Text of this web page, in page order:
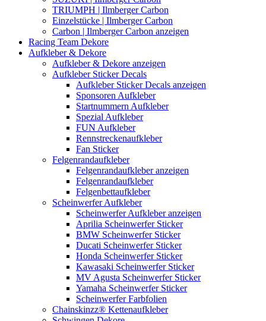
TRIUMPH | Ilmberger Carbon
Einzelstücke | Ilmberger Carbon
Carbon | Ilmberger Carbon anzeigen
Racing Team Dekore
Aufkleber & Dekore
Aufkleber & Dekore anzeigen
Aufkleber Sticker Decals
Aufkleber Sticker Decals anzeigen
Sponsoren Aufkleber
Startnummern Aufkleber
Spezial Aufkleber
FUN Aufkleber
Rennstreckenaufkleber
Fan Sticker
Felgenrandaufkleber
Felgenrandaufkleber anzeigen
Felgenrandaufkleber
Felgenbettaufkleber
Scheinwerfer Aufkleber
Scheinwerfer Aufkleber anzeigen
Aprilia Scheinwerfer Sticker
BMW Scheinwerfer Sticker
Ducati Scheinwerfer Sticker
Honda Scheinwerfer Sticker
Kawasaki Scheinwerfer Sticker
MV Agusta Scheinwerfer Sticker
Yamaha Scheinwerfer Sticker
Scheinwerfer Farbfolien
Chainskinzz® Kettenaufkleber